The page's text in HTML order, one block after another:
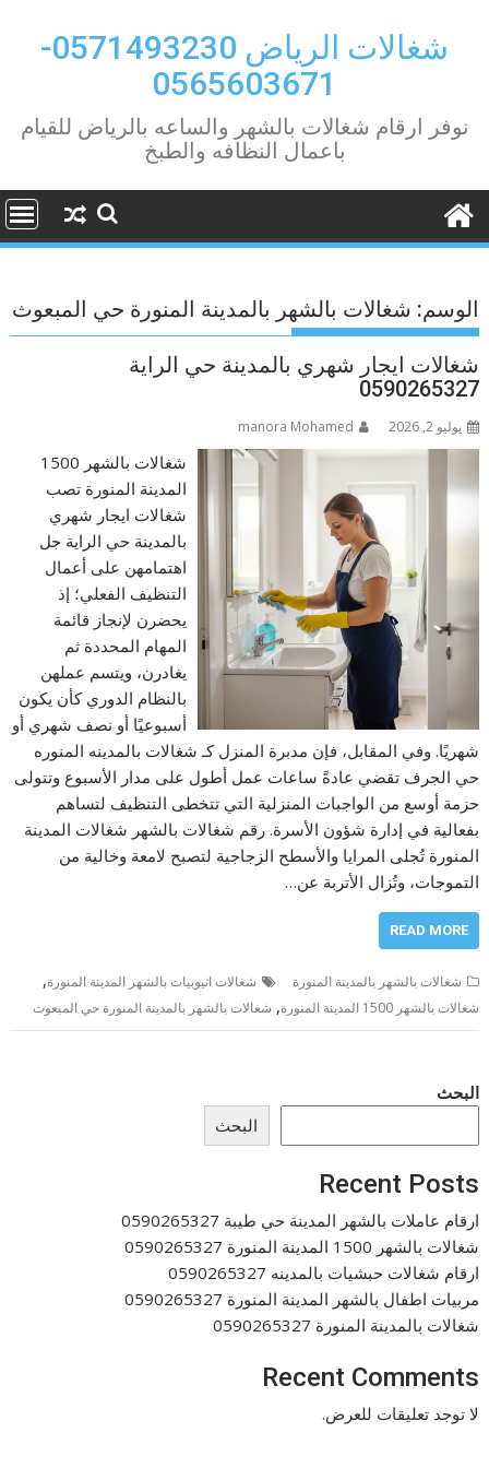
content
شغالات الرياض 0571493230-
0565603671
نوفر ارقام شغالات بالشهر والساعه بالرياض للقيام
باعمال النظافه والطبخ
الوسم: شغالات بالشهر بالمدينة المنورة حي المبعوث
شغالات ايجار شهري بالمدينة حي الراية
0590265327
يوليو 2, 2026 manora Mohamed
شغالات بالشهر 1500
المدينة المنورة تصب
شغالات ايجار شهري
بالمدينة حي الراية جل
اهتمامهن على أعمال
التنظيف الفعلي؛ إذ
يحضرن لإنجاز قائمة
المهام المحددة ثم
يغادرن، ويتسم عملهن
بالنظام الدوري كأن يكون
أسبوعيًا أو نصف شهري أو
شهريًا. وفي المقابل، فإن مدبرة المنزل كـ شغالات بالمدينه المنوره
حي الجرف تقضي عادةً ساعات عمل أطول على مدار الأسبوع وتتولى
حزمة أوسع من الواجبات المنزلية التي تتخطى التنظيف لتساهم
بفعالية في إدارة شؤون الأسرة. رقم شغالات بالشهر شغالات المدينة
المنورة تُجلى المرايا والأسطح الزجاجية لتصبح لامعة وخالية من
التموجات، وتُزال الأتربة عن…
READ MORE
شغالات بالشهر بالمدينة المنورة شغالات اثيوبيات بالشهر المدينة المنورة,
شغالات بالشهر 1500 المدينة المنورة , شغالات بالشهر بالمدينة المنورة حي المبعوث
البحث
البحث
Recent Posts
ارقام عاملات بالشهر المدينة حي طيبة 0590265327
شغالات بالشهر 1500 المدينة المنورة 0590265327
ارقام شغالات حبشيات بالمدينه 0590265327
مربيات اطفال بالشهر المدينة المنورة 0590265327
شغالات بالمدينة المنورة 0590265327
Recent Comments
لا توجد تعليقات للعرض.